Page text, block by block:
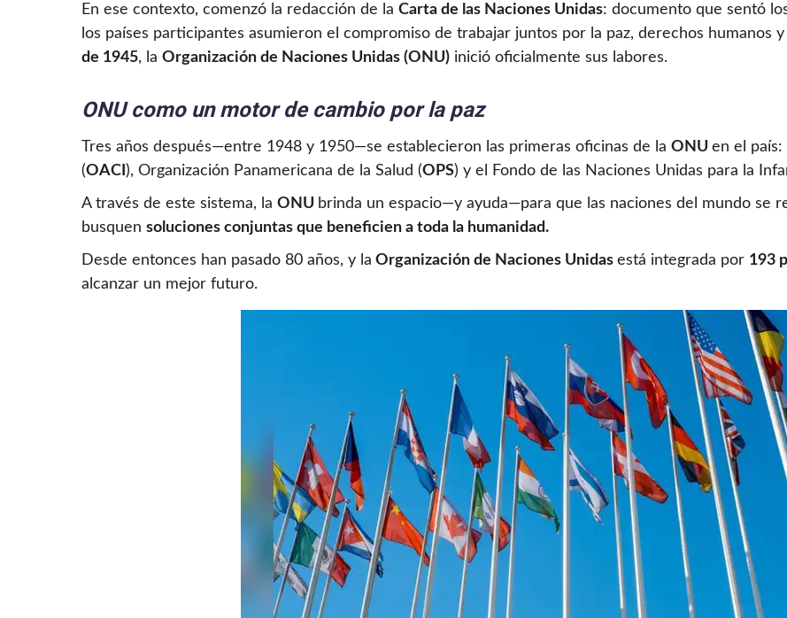
En ese contexto, comenzó la redacción de la Carta de las Naciones Unidas: documento que sentó
los países participantes asumieron el compromiso de trabajar juntos por la paz, derechos humanos
de 1945, la Organización de Naciones Unidas (ONU) inició oficialmente sus labores.
ONU como un motor de cambio por la paz
Tres años después—entre 1948 y 1950—se establecieron las primeras oficinas de la ONU en el país:
(OACI ), Organización Panamericana de la Salud (OPS) y el Fondo de las Naciones Unidas para la
A través de este sistema, la ONU brinda un espacio—y ayuda—para que las naciones del mundo se
busquen soluciones conjuntas que beneficien a toda la humanidad.
Desde entonces han pasado 80 años, y la Organización de Naciones Unidas está integrada por 193
alcanzar un mejor futuro.